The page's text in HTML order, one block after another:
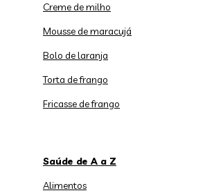
Creme de milho
Mousse de maracujá
Bolo de laranja
Torta de frango
Fricasse de frango
Saúde de A a Z
Alimentos